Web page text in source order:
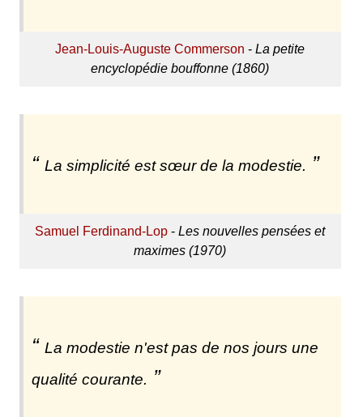
Jean-Louis-Auguste Commerson -La petite
encyclopédie bouffonne (1860)
La simplicité est sœur de la modestie.
Samuel Ferdinand-Lop -Les nouvelles pensées et
maximes (1970)
La modestie n'est pas de nos jours une
qualité courante.